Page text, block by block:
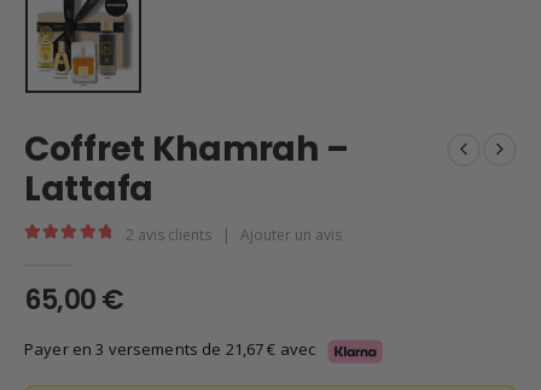
Coffret Khamrah –
Lattafa
2 avis clients | Ajouter un avis
65,00€
Payer en 3 versements de 21,67€ avec